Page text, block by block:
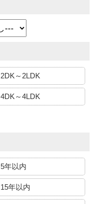
2DK～2LDK
4DK～4LDK
5年以内
15年以内